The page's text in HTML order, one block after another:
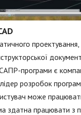
проектування,
програми є
розробок
може
здатна працювати з